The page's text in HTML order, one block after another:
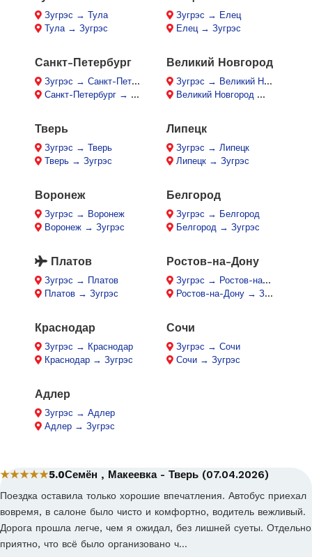
Зугрэс → Тула
Тула → Зугрэс
Зугрэс → Елец
Елец → Зугрэс
Санкт-Петербург
Зугрэс → Санкт-Петербург
Санкт-Петербург → Зугрэс
Великий Новгород
Зугрэс → Великий Новгород
Великий Новгород → Зугрэс
Тверь
Зугрэс → Тверь
Тверь → Зугрэс
Липецк
Зугрэс → Липецк
Липецк → Зугрэс
Воронеж
Зугрэс → Воронеж
Воронеж → Зугрэс
Белгород
Зугрэс → Белгород
Белгород → Зугрэс
Платов
Зугрэс → Платов
Платов → Зугрэс
Ростов-на-Дону
Зугрэс → Ростов-на-Дону
Ростов-на-Дону → Зугрэс
Краснодар
Зугрэс → Краснодар
Краснодар → Зугрэс
Сочи
Зугрэс → Сочи
Сочи → Зугрэс
Адлер
Зугрэс → Адлер
Адлер → Зугрэс
★★★★★5.0Семён , Макеевка - Тверь (07.04.2026)
Поездка оставила только хорошие впечатления. Автобус приехал
вовремя, в салоне было чисто и комфортно, водитель вежливый.
Дорога прошла легче, чем я ожидал, без лишней суеты. Отдельно
приятно, что всё было организовано ч…